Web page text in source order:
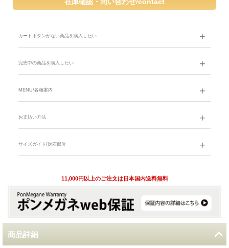
カートボタンがない商品を購入したい
完売中の商品を購入したい
MENU/各種案内
お支払い方法
サイズガイド/対応部位
11,000円以上のご注文は日本国内送料無料
商品詳細